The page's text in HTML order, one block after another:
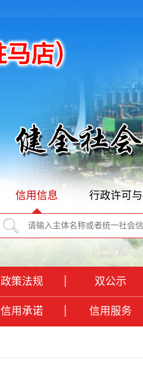
信用信息 行政许可
政策法规 双公示
信用承诺 信用服务